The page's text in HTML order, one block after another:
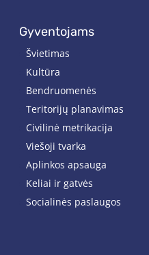
gyventojams
Švietimas
Kultūra
Bendruomenės
Teritorijų planavimas
Civilinė metrikacija
Viešoji tvarka
Aplinkos apsauga
Keliai ir gatvės
Socialinės paslaugos